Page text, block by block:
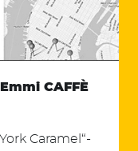
CAFFÈ
Caramel“-